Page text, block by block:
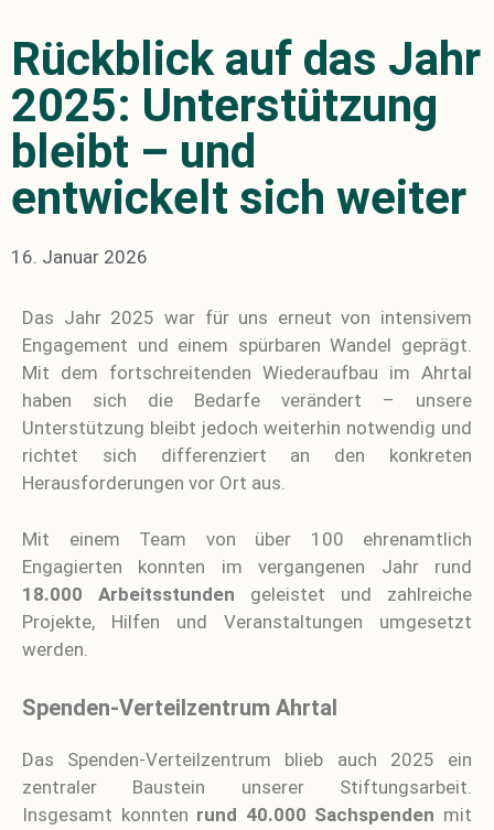
Rückblick auf das Jahr
2025: Unterstützung
bleibt – und
entwickelt sich weiter
16. Januar 2026
Das Jahr 2025 war für uns erneut von intensivem
Engagement und einem spürbaren Wandel geprägt.
Mit dem fortschreitenden Wiederaufbau im Ahrtal
haben sich die Bedarfe verändert – unsere
Unterstützung bleibt jedoch weiterhin notwendig und
richtet sich differenziert an den konkreten
Herausforderungen vor Ort aus.
Mit einem Team von über 100 ehrenamtlich
Engagierten konnten im vergangenen Jahr rund
18.000 Arbeitsstunden geleistet und zahlreiche
Projekte, Hilfen und Veranstaltungen umgesetzt
werden.
Spenden-Verteilzentrum Ahrtal
Das Spenden-Verteilzentrum blieb auch 2025 ein
zentraler Baustein unserer Stiftungsarbeit.
Insgesamt konnten rund 40.000 Sachspenden mit